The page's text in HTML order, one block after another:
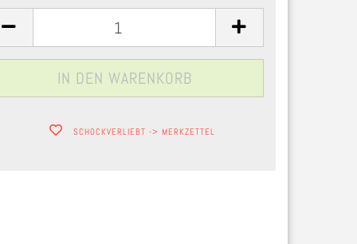
SCHOCKVERLIEBT -> MERKZETTEL